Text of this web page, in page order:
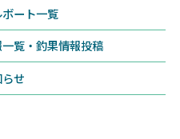
ート一覧
覧・釣果情報投稿
せ